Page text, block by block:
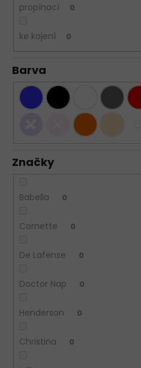
propínací 0
ke kojení 0
Barva
Značky
Babella 0
Cornette 0
De Lafense 0
Doctor Nap 0
Henderson 0
Christina 0